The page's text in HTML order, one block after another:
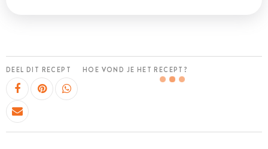
DEEL DIT RECEPT HOE VOND JE HET RECEPT?